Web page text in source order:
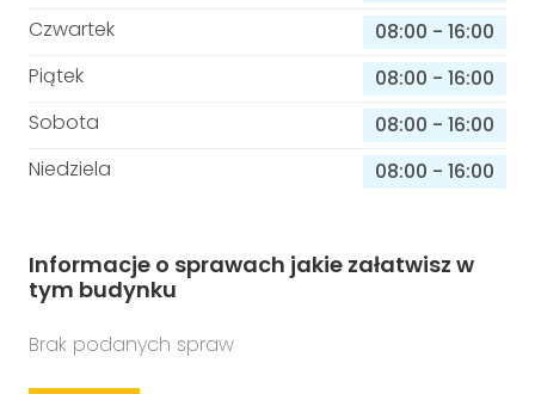
Czwartek
08:00 - 16:00
Piątek
08:00 - 16:00
Sobota
08:00 - 16:00
Niedziela
08:00 - 16:00
Informacje o sprawach jakie załatwisz w
tym budynku
Brak podanych spraw